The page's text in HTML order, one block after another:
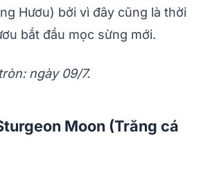
Hươu) bởi vì đây cũng là thời
bắt đầu mọc sừng mới.
ngày 09/7.
Moon (Trăng cá